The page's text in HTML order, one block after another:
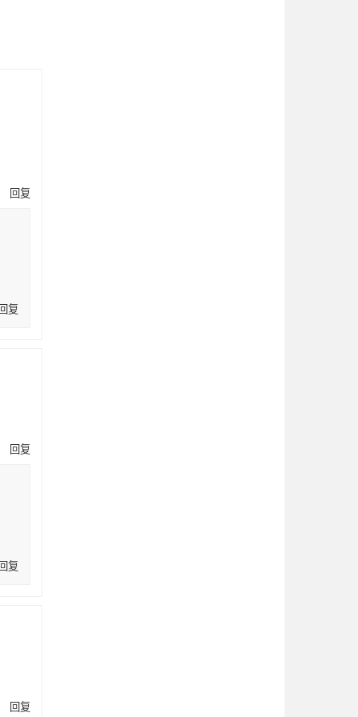
回复
复
回复
复
回复